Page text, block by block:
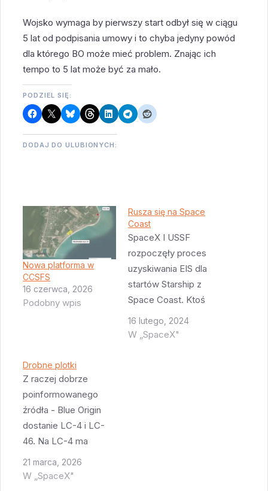
Wojsko wymaga by pierwszy start odbył się w ciągu
5 lat od podpisania umowy i to chyba jedyny powód
dla którego BO może mieć problem. Znając ich
tempo to 5 lat może być za mało.
PODZIEL SIĘ:
DODAJ DO ULUBIONYCH:
Nowa platforma w
CCSFS
16 czerwca, 2026
Podobny wpis
Rusza się na Space
Coast
SpaceX I USSF
rozpoczęły proces
uzyskiwania EIS dla
startów Starship z
Space Coast. Ktoś
zrobił zupełnie ładnie
wyglądającą stronę
16 lutego, 2024
W „SpaceX"
Drobne plotki
Z raczej dobrze
poinformowanego
źródła - Blue Origin
dostanie LC-4 i LC-
46. Na LC-4 ma
powstać platforma do
New Glenn 9x2 czyli
21 marca, 2026
W „SpaceX"